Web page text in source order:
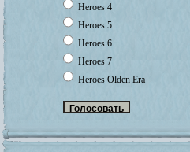
Heroes 4
Heroes 5
Heroes 6
Heroes 7
Heroes Olden Era